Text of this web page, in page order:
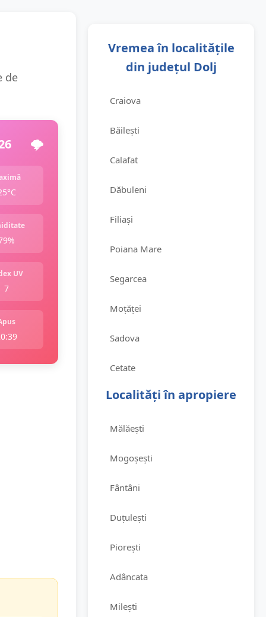
de
🌩️
UV
7
Vremea în localitățile
din județul Dolj
Craiova
Băilești
Calafat
Dăbuleni
Filiași
Poiana Mare
Segarcea
Moțăței
Sadova
Cetate
Localități în apropiere
Mălăești
Mogoșești
Fântâni
Duțulești
Piorești
Adâncata
Milești